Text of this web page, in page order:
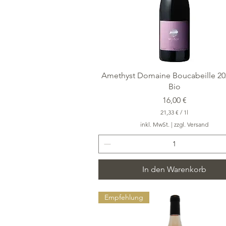
Schnellansicht
Amethyst Domaine Boucabeille
Bio
Preis
16,00 €
21,33 € / 1l
1
,
3
3
€
o
i
inkl. MwSt. |zzgl. Versand
In den Warenkorb
Empfehlung